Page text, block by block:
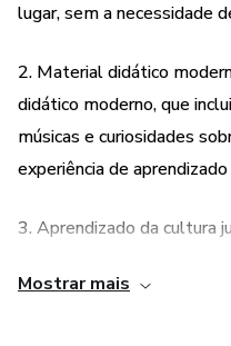
lugar, sem a necessidade
2. Material didático
didático moderno, que
músicas e curiosidades
experiência de
3. Aprendizado da cultura
cultura judaica. Isso
Mostrar mais